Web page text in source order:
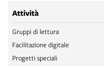
Attività
Gruppi di lettura
Facilitazione digitale
Progetti speciali